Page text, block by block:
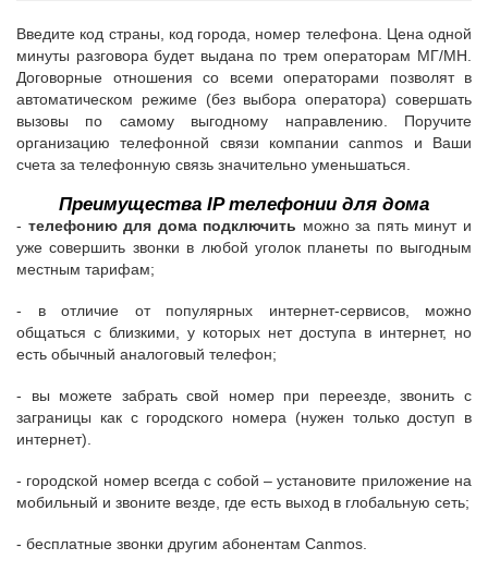
Введите код страны, код города, номер телефона. Цена одной
минуты разговора будет выдана по трем операторам МГ/МН.
Договорные отношения со всеми операторами позволят в
автоматическом режиме (без выбора оператора) совершать
вызовы по самому выгодному направлению. Поручите
организацию телефонной связи компании canmos и Ваши
счета за телефонную связь значительно уменьшаться.
Преимущества IPтелефонии для дома
- телефонию для дома подключить можно за пять минут и
уже совершить звонки в любой уголок планеты по выгодным
местным тарифам;
- в отличие от популярных интернет-сервисов, можно
общаться с близкими, у которых нет доступа в интернет, но
есть обычный аналоговый телефон;
- вы можете забрать свой номер при переезде, звонить с
заграницы как с городского номера (нужен только доступ в
интернет).
- городской номер всегда с собой – установите приложение на
мобильный и звоните везде, где есть выход в глобальную сеть;
- бесплатные звонки другим абонентам Canmos.